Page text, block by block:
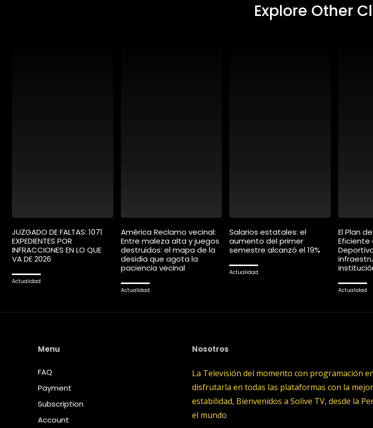
Explore Other
JUZGADO DE FALTAS: 1071
EXPEDIENTES POR
INFRACCIONES EN LO QUE
VA DE 2026
Actualidad
América Reclamo vecinal:
Entre maleza alta y juegos
destruidos: el mapa de la
desidia que agota la
paciencia vecinal
Actualidad
Salarios estatales: el
aumento del primer
semestre alcanzó el 19%
Actualidad
El Plan
Eficiente
Actualidad
Menu
FAQ
Payment
Subscription
Account
Nosotros
La Televisión del momento con programación
disfrutarla en todas las plataformas con la
estabilidad, Bienvenidos a Solive TV, desde la
el mundo